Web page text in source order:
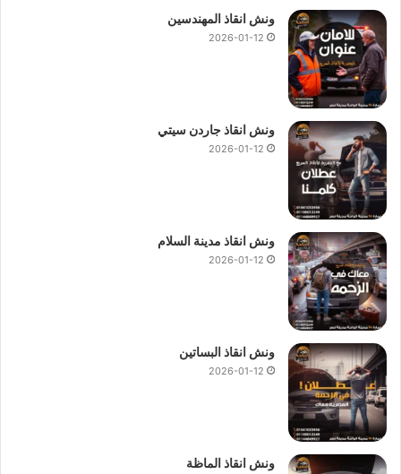
ونش انقاذ المهندسين
2026-01-12
ونش انقاذ جاردن سيتي
2026-01-12
ونش انقاذ مدينة السلام
2026-01-12
ونش انقاذ البساتين
2026-01-12
ونش انقاذ الماظة